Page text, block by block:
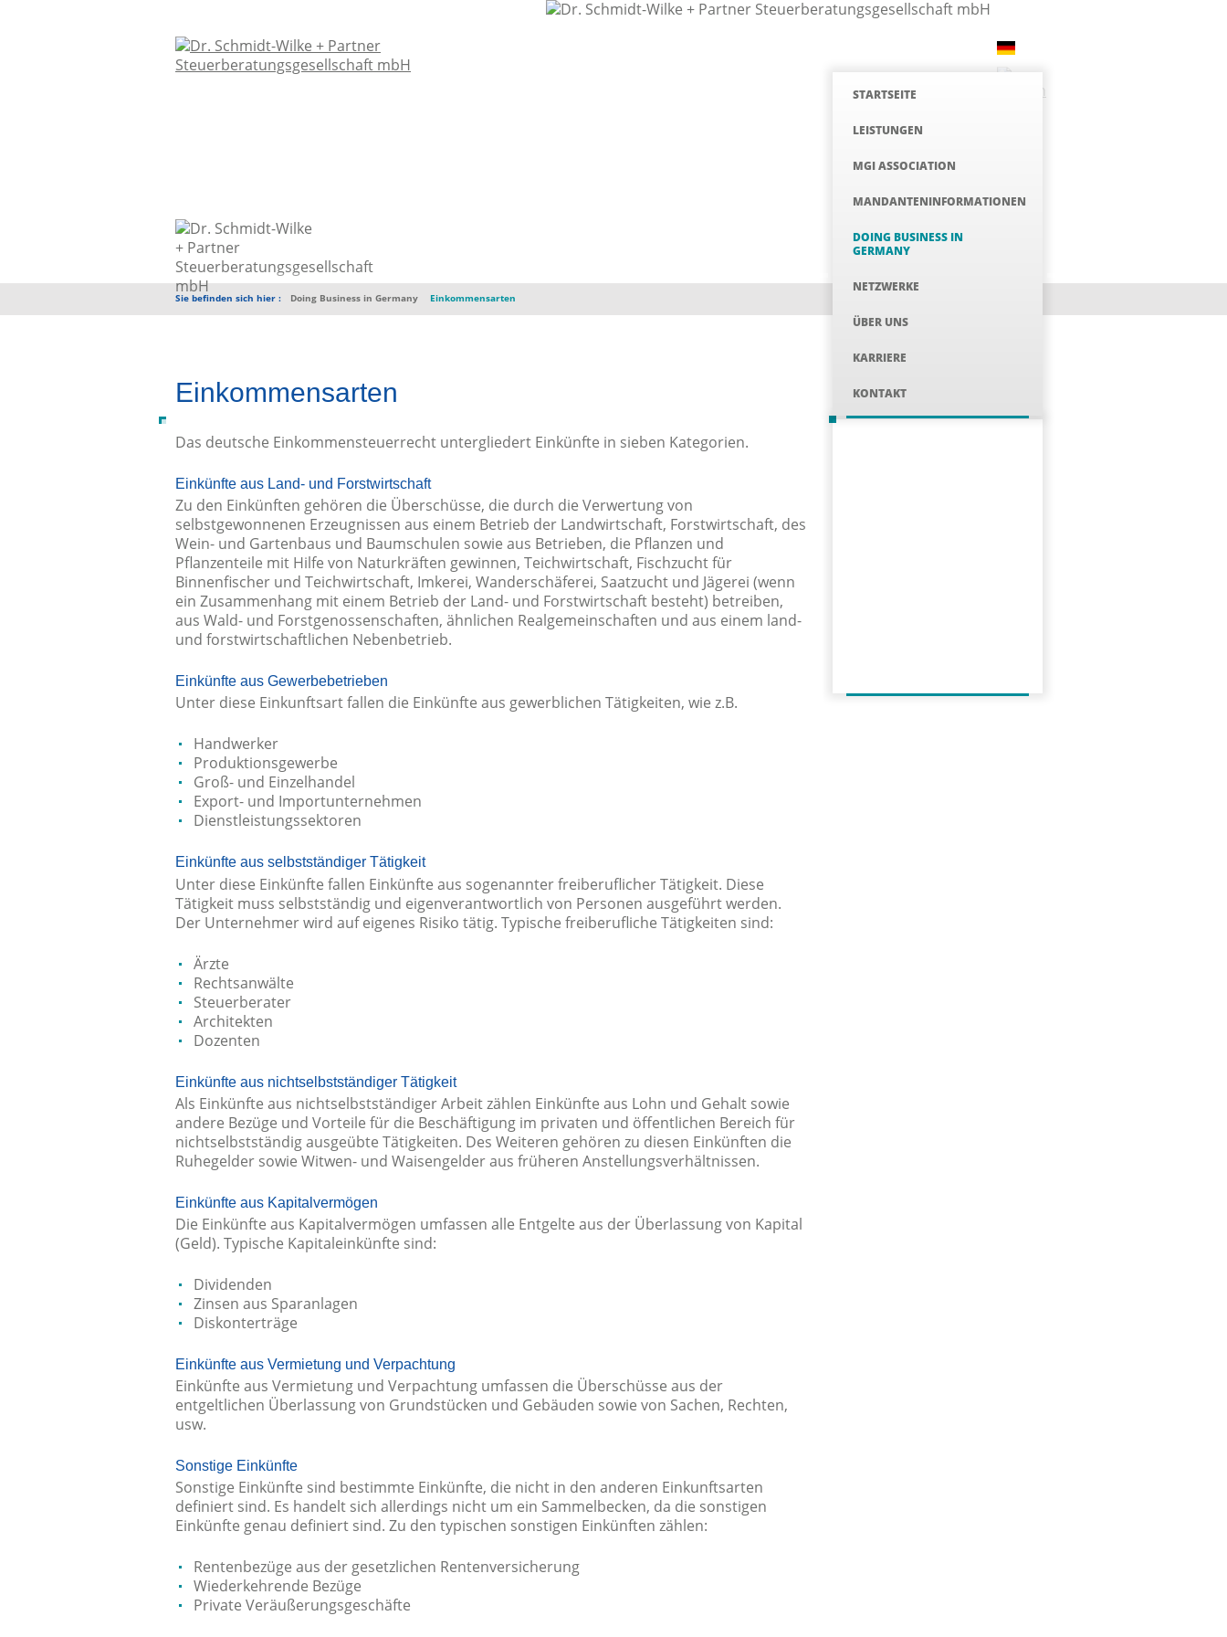
STARTSEITE
LEISTUNGEN
MGI ASSOCIATION
MANDANTENINFORMATIONEN
DOING BUSINESS IN
GERMANY
NETZWERKE
ÜBER UNS
KARRIERE
KONTAKT
Sie befinden sich hier : Doing Business in Germany Einkommensarten
Einkommensarten
Das deutsche Einkommensteuerrecht untergliedert Einkünfte in sieben Kategorien.
Einkünfte aus Land- und Forstwirtschaft
Zu den Einkünften gehören die Überschüsse, die durch die Verwertung von
selbstgewonnenen Erzeugnissen aus einem Betrieb der Landwirtschaft, Forstwirtschaft, des
Wein- und Gartenbaus und Baumschulen sowie aus Betrieben, die Pflanzen und
Pflanzenteile mit Hilfe von Naturkräften gewinnen, Teichwirtschaft, Fischzucht für
Binnenfischer und Teichwirtschaft, Imkerei, Wanderschäferei, Saatzucht und Jägerei (wenn
ein Zusammenhang mit einem Betrieb der Land- und Forstwirtschaft besteht) betreiben,
aus Wald- und Forstgenossenschaften, ähnlichen Realgemeinschaften und aus einem land-
und forstwirtschaftlichen Nebenbetrieb.
Einkünfte aus Gewerbebetrieben
Unter diese Einkunftsart fallen die Einkünfte aus gewerblichen Tätigkeiten, wie z.B.
Handwerker
Produktionsgewerbe
Groß- und Einzelhandel
Export- und Importunternehmen
Dienstleistungssektoren
Einkünfte aus selbstständiger Tätigkeit
Unter diese Einkünfte fallen Einkünfte aus sogenannter freiberuflicher Tätigkeit. Diese
Tätigkeit muss selbstständig und eigenverantwortlich von Personen ausgeführt werden.
Der Unternehmer wird auf eigenes Risiko tätig. Typische freiberufliche Tätigkeiten sind:
Ärzte
Rechtsanwälte
Steuerberater
Architekten
Dozenten
Einkünfte aus nichtselbstständiger Tätigkeit
Als Einkünfte aus nichtselbstständiger Arbeit zählen Einkünfte aus Lohn und Gehalt sowie
andere Bezüge und Vorteile für die Beschäftigung im privaten und öffentlichen Bereich für
nichtselbstständig ausgeübte Tätigkeiten. Des Weiteren gehören zu diesen Einkünften die
Ruhegelder sowie Witwen- und Waisengelder aus früheren Anstellungsverhältnissen.
Einkünfte aus Kapitalvermögen
Die Einkünfte aus Kapitalvermögen umfassen alle Entgelte aus der Überlassung von Kapital
(Geld). Typische Kapitaleinkünfte sind:
Dividenden
Zinsen aus Sparanlagen
Diskonterträge
Einkünfte aus Vermietung und Verpachtung
Einkünfte aus Vermietung und Verpachtung umfassen die Überschüsse aus der
entgeltlichen Überlassung von Grundstücken und Gebäuden sowie von Sachen, Rechten,
usw.
Sonstige Einkünfte
Sonstige Einkünfte sind bestimmte Einkünfte, die nicht in den anderen Einkunftsarten
definiert sind. Es handelt sich allerdings nicht um ein Sammelbecken, da die sonstigen
Einkünfte genau definiert sind. Zu den typischen sonstigen Einkünften zählen:
Rentenbezüge aus der gesetzlichen Rentenversicherung
Wiederkehrende Bezüge
Private Veräußerungsgeschäfte